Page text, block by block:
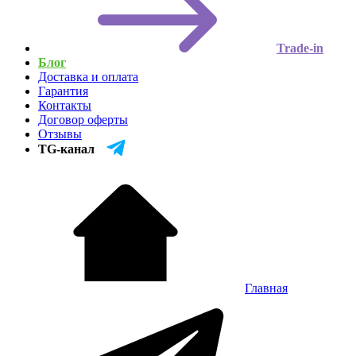
Trade-in
Блог
Доставка и оплата
Гарантия
Контакты
Договор оферты
Отзывы
TG-канал
Главная